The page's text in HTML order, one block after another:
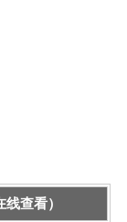
查看）